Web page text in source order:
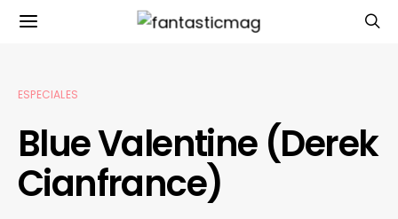
ESPECIALES
Blue Valentine (Derek
Cianfrance)